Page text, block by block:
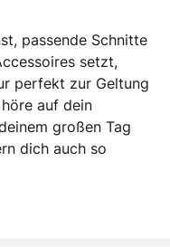
passende Schnitte
setzt,
perfekt zur Geltung
auf dein
großen Tag
dich auch so